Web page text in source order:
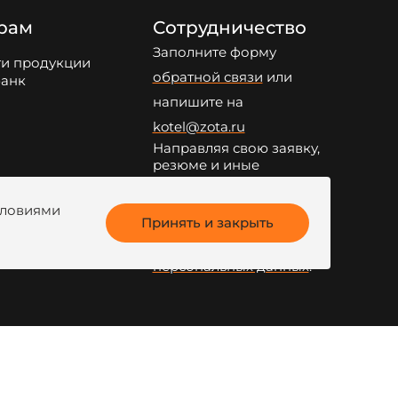
продукции
Сотрудничество
Заполните форму
обратной связи или
напишите на
kotel@zota.ru
Направляя свою заявку,
резюме и иные
персональные данные
электронным адресам и
телефонам, я даю свое
персональных данных.
Принять и закрыть